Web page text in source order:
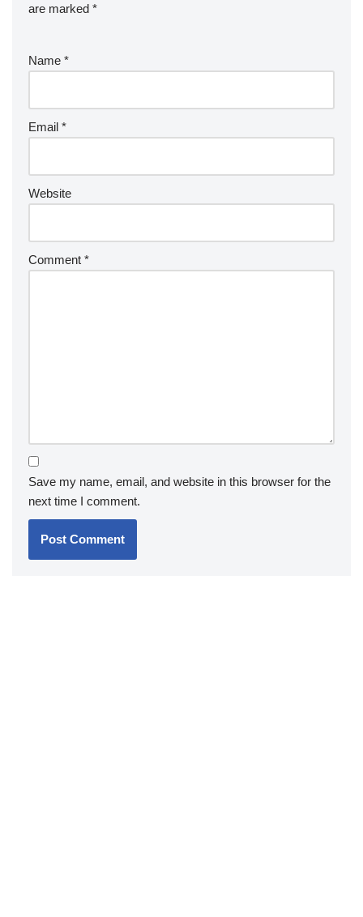
are marked *
Name *
Email *
Website
Comment *
Save my name, email, and website in this browser for the
next time I comment.